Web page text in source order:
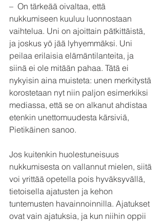
–  On tärkeää oivaltaa, että
nukkumiseen kuuluu luonnostaan
vaihtelua. Uni on ajoittain pätkittäistä,
ja joskus yö jää lyhyemmäksi. Uni
peilaa erilaisia elämäntilanteita, ja
siinä ei ole mitään pahaa. Tätä ei
nykyisin aina muisteta: unen merkitystä
korostetaan nyt niin paljon esimerkiksi
mediassa, että se on alkanut ahdistaa
etenkin unettomuudesta kärsiviä,
Pietikäinen sanoo.
Jos kuitenkin huolestuneisuus
nukkumisesta on vallannut mielen, siitä
voi yrittää opetella pois hyväksyvällä,
tietoisella ajatusten ja kehon
tuntemusten havainnoinnilla. Ajatukset
ovat vain ajatuksia, ja kun niihin oppii